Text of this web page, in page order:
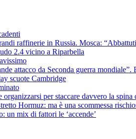
raffinerie in Russia. Mosca:
2.4 vicino a Riparbella
attacco da Seconda guerra mondiale”.
scuote Cambridge
per staccare davvero la spina
Hormuz: ma è una scommessa
un mix di fattori le ‘accende’